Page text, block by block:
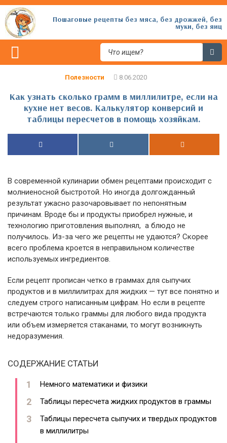
Пошаговые рецепты без мяса, без дрожжей, без
муки, без яиц
Полезности
Как узнать сколько грамм в миллилитре, если на
кухне нет весов. Калькулятор конверсий и
таблицы пересчетов в помощь хозяйкам.
В современной кулинарии обмен рецептами происходит с
молниеносной быстротой. Но иногда долгожданный
результат ужасно разочаровывает по непонятным
причинам. Вроде бы и продукты приобрел нужные, и
технологию приготовления выполнял, а блюдо не
получилось. Из-за чего же рецепты не удаются? Скорее
всего проблема кроется в неправильном количестве
используемых ингредиентов.
Если рецепт прописан четко в граммах для сыпучих
продуктов и в миллилитрах для жидких — тут все понятно и
следуем строго написанным цифрам. Но если в рецепте
встречаются только граммы для любого вида продукта
или объем измеряется стаканами, то могут возникнуть
недоразумения.
СОДЕРЖАНИЕ СТАТЬИ
Немного математики и физики
Таблицы пересчета жидких продуктов в граммы
Таблицы пересчета сыпучих и твердых продуктов
в миллилитры